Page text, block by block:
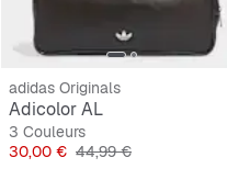
adidas Originals
Adicolor AL
3 Couleurs
Prix
30,00 € Prix original
44,99 €